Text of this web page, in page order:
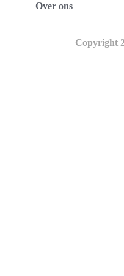
Over ons
Copyright